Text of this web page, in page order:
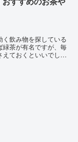
飲み物を探している
緑茶が有名ですが、毎
ておくといいでしょ